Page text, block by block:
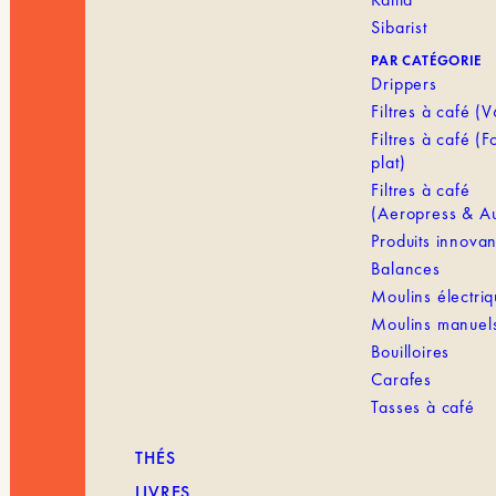
Sibarist
PAR CATÉGORIE
Drippers
Filtres à café
Filtres à café
plat)
Filtres à café
(Aeropress &
Produits
Balances
Moulins
Moulins
Bouilloires
Carafes
Tasses à café
THÉS